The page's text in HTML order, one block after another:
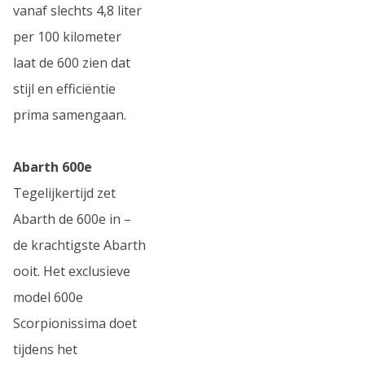
vanaf slechts 4,8 liter
per 100 kilometer
laat de 600 zien dat
stijl en efficiëntie
prima samengaan.
Abarth 600e
Tegelijkertijd zet
Abarth de 600e in –
de krachtigste Abarth
ooit. Het exclusieve
model 600e
Scorpionissima doet
tijdens het